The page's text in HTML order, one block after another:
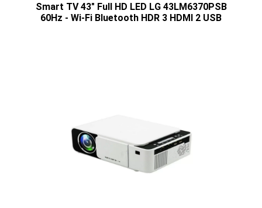
Smart TV 43" Full HD LED LG 43LM6370PSB
60Hz - Wi-Fi Bluetooth HDR 3 HDMI 2 USB